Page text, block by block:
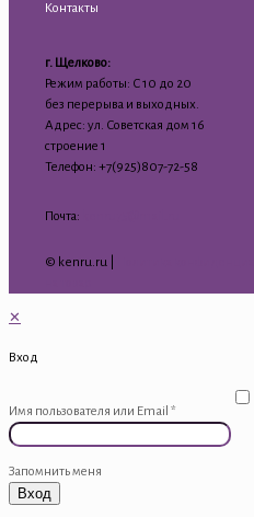
Контакты
г. Щелково:
Режим работы: С 10 до 20
без перерыва и выходных.
Адрес: ул. Советская дом 16
строение 1
Телефон: +7(925)807-72-58
Почта:
© kenru.ru |
✕
Вход
Имя пользователя или Email *
Запомнить меня
Вход